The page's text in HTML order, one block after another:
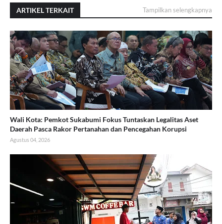
ARTIKEL TERKAIT Tampilkan selengkapnya
Wali Kota: Pemkot Sukabumi Fokus Tuntaskan Legalitas Aset
Daerah Pasca Rakor Pertanahan dan Pencegahan Korupsi
Agustus 04, 2026